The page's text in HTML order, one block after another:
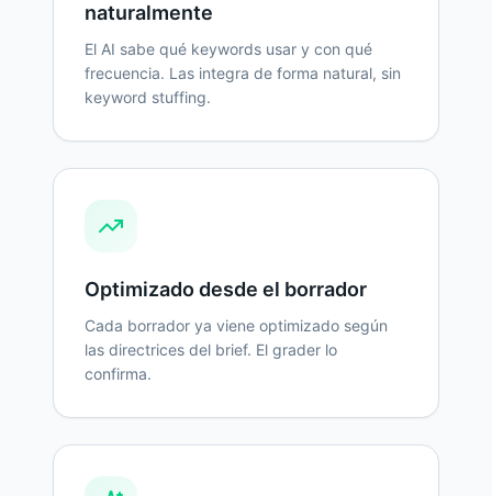
naturalmente
El AI sabe qué keywords usar y con qué
frecuencia. Las integra de forma natural, sin
keyword stuffing.
Optimizado desde el borrador
Cada borrador ya viene optimizado según
las directrices del brief. El grader lo
confirma.